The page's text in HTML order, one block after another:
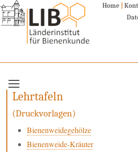
Home
Zucht und Genetik
Molekulare Mikrobiologie &
Bienenprodukte
Aus- & Weiterbildung
Allgemein
Lehrtafeln
(Druckvorlagen)
Bienenweidegehölze
Bienenweide-Kräuter